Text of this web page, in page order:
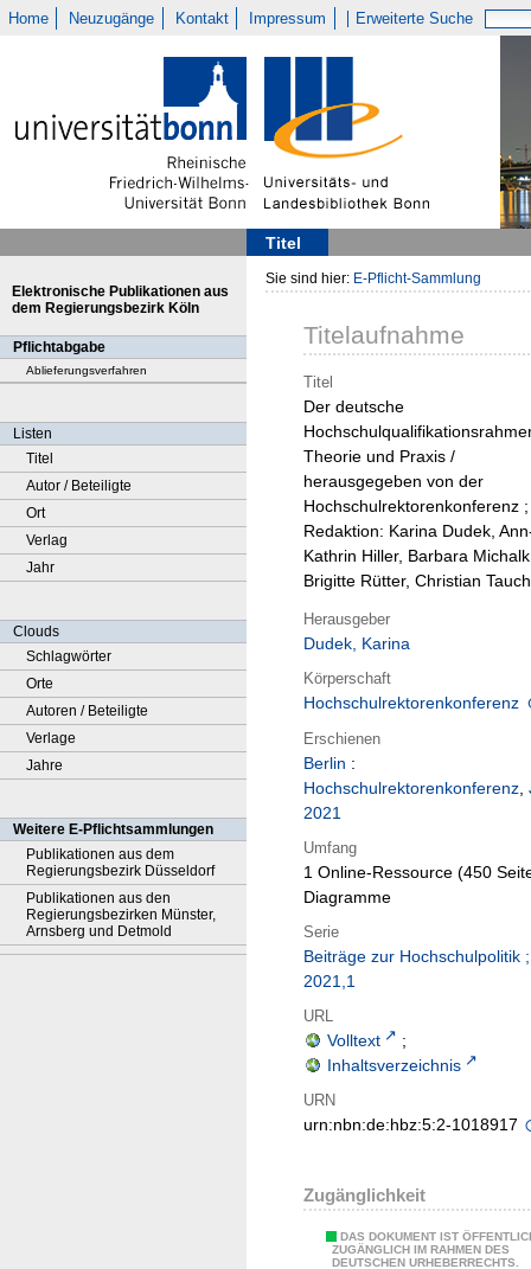
Home Neuzugänge Kontakt Impressum Erweiterte Suche
Titel
Elektronische Publikationen aus
dem Regierungsbezirk Köln
Pflichtabgabe
Ablieferungsverfahren
Listen
Titel
Autor / Beteiligte
Ort
Verlag
Jahr
Clouds
Schlagwörter
Orte
Autoren / Beteiligte
Verlage
Jahre
Weitere E-Pflichtsammlungen
Publikationen aus dem
Regierungsbezirk Düsseldorf
Publikationen aus den
Regierungsbezirken Münster,
Arnsberg und Detmold
Sie sind hier: E-Pflicht-Sammlung
Titelaufnahme
Titel
Der deutsche
Theorie und Praxis /
herausgegeben von der
Hochschulrektorenkonferenz ;
Redaktion: Karina Dudek,
Kathrin Hiller, Barbara
Brigitte Rütter, Christian Tauch
Herausgeber
Dudek, Karina
Körperschaft
Hochschulrektorenkonferenz
Erschienen
Berlin :
Hochschulrektorenkonferenz,
2021
Umfang
1 Online-Ressource (450
Diagramme
Serie
Beiträge zur Hochschulpolitik ;
2021,1
URL
Volltext
;
Inhaltsverzeichnis
URN
urn:nbn:de:hbz:5:2-1018917
Zugänglichkeit
DAS DOKUMENT IST
ZUGÄNGLICH IM RAHMEN DES
DEUTSCHEN URHEBERRECHTS.